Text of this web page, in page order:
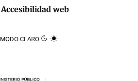
Accesibilidad web
MODO CLARO